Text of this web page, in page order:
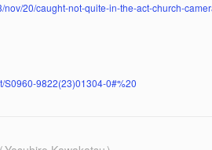
20/caught-not-quite-in-the-act-church-
S0960-9822(23)01304-0#%20